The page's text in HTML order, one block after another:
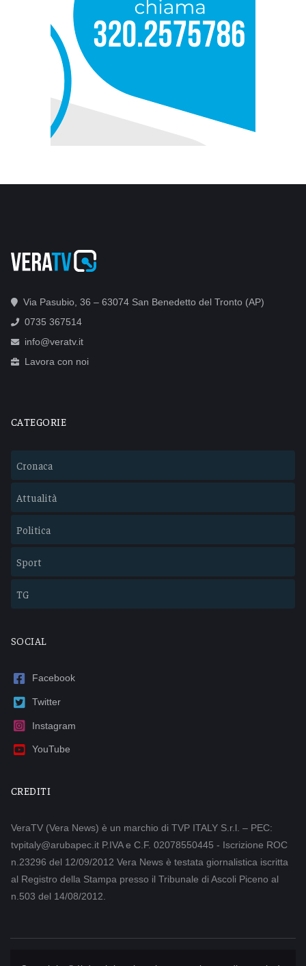
Via Pasubio, 36 – 63074 San Benedetto del Tronto (AP)
0735 367514
info@veratv.it
Lavora con noi
CATEGORIE
Cronaca
Attualità
Politica
Sport
TG
SOCIAL
Facebook
Twitter
Instagram
YouTube
CREDITI
VeraTV (Vera News) è un marchio di TVP ITALY S.r.l. – PEC:
tvpitaly@arubapec.it P.IVA e C.F. 02078550445 - Iscrizione ROC
n.23296 del 12/09/2012 Vera News è testata giornalistica iscritta
al Registro della Stampa presso il Tribunale di Ascoli Piceno al
n.503 del 14/08/2012.